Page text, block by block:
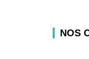
NOS